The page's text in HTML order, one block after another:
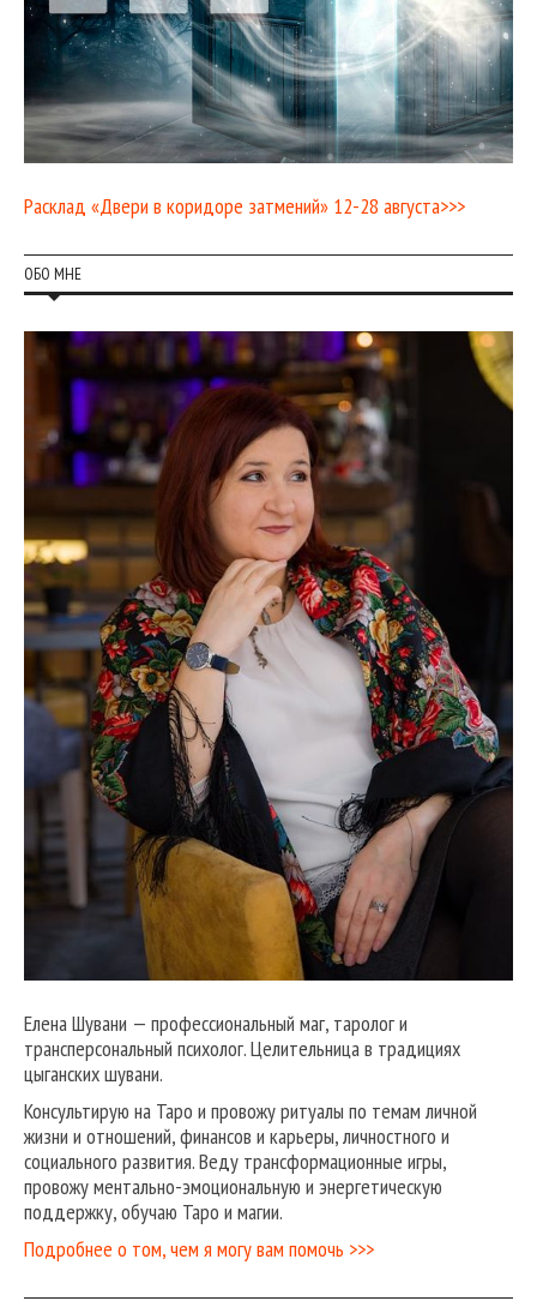
Расклад «Двери в коридоре затмений» 12-28 августа>>>
ОБО МНЕ
Елена Шувани — профессиональный маг, таролог и
трансперсональный психолог. Целительница в традициях
цыганских шувани.
Консультирую на Таро и провожу ритуалы по темам личной
жизни и отношений, финансов и карьеры, личностного и
социального развития. Веду трансформационные игры,
провожу ментально-эмоциональную и энергетическую
поддержку, обучаю Таро и магии.
Подробнее о том, чем я могу вам помочь >>>